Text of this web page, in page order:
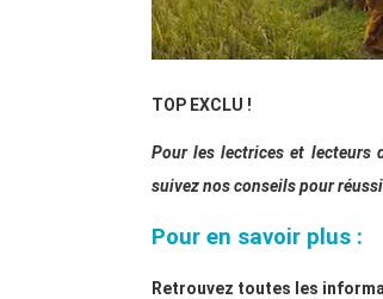
TOP EXCLU !
Pour les lectrices et lecteurs
suivez nos conseils pour
Pour en savoir plus :
Retrouvez toutes les